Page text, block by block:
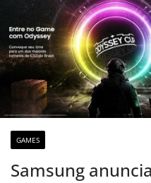
GAMES
Samsung anuncia